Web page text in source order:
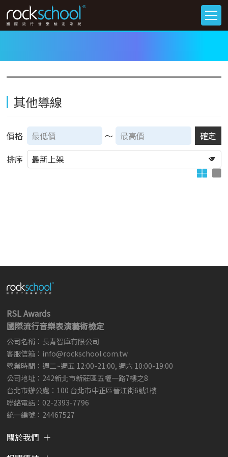
其他導線
價格 ～
確定
排序
RSL Awards
國際流行音樂表演藝術檢定
公司名稱：長青智庫有限公司
客服信箱： info@rockschool.com.tw ​
營業時間：週二~週五 12:00-21:00, 週六 10:00-19:00
公司地址：242新北市新莊區五權一路7樓之8
台北市辦公處：100 台北市中正區晉江街6號1樓
聯絡電話：02-2393-7796
統一編號：24467527
關於我們